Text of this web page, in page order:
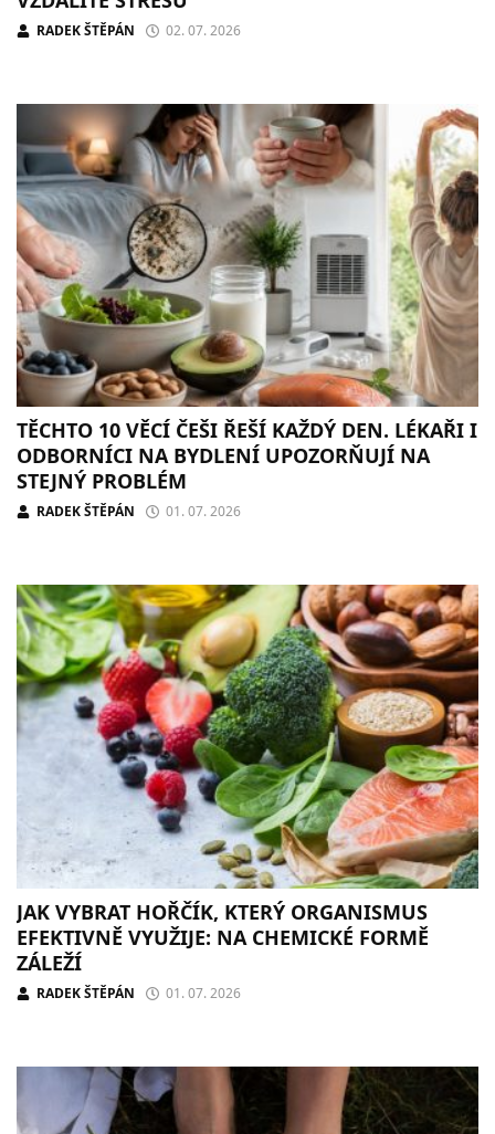
RADEK ŠTĚPÁN 02. 07. 2026
TĚCHTO 10 VĚCÍ ČEŠI ŘEŠÍ KAŽDÝ DEN. LÉKAŘI I
ODBORNÍCI NA BYDLENÍ UPOZORŇUJÍ NA
STEJNÝ PROBLÉM
RADEK ŠTĚPÁN 01. 07. 2026
JAK VYBRAT HOŘČÍK, KTERÝ ORGANISMUS
EFEKTIVNĚ VYUŽIJE: NA CHEMICKÉ FORMĚ
ZÁLEŽÍ
RADEK ŠTĚPÁN 01. 07. 2026